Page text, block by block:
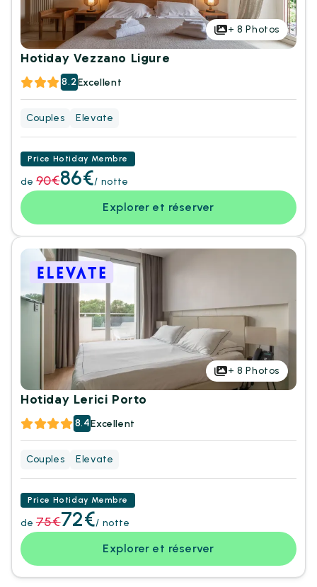
+8 Photos
Hotiday Vezzano Ligure
8.2Excellent
Couples Elevate
Price Hotiday Membre
de 90€86€/ notte
Explorer et réserver
+8 Photos
Hotiday Lerici Porto
8.4Excellent
Couples Elevate
Price Hotiday Membre
de 75€72€/ notte
Explorer et réserver